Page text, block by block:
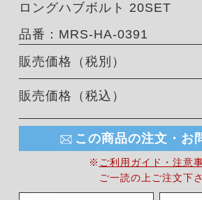
ロングハブボルト 20SET
品番：MRS-HA-0391
販売価格（税別）
販売価格（税込）
この商品の注文・お
※ ご利用ガイド・注意
ご一読の上ご注文下